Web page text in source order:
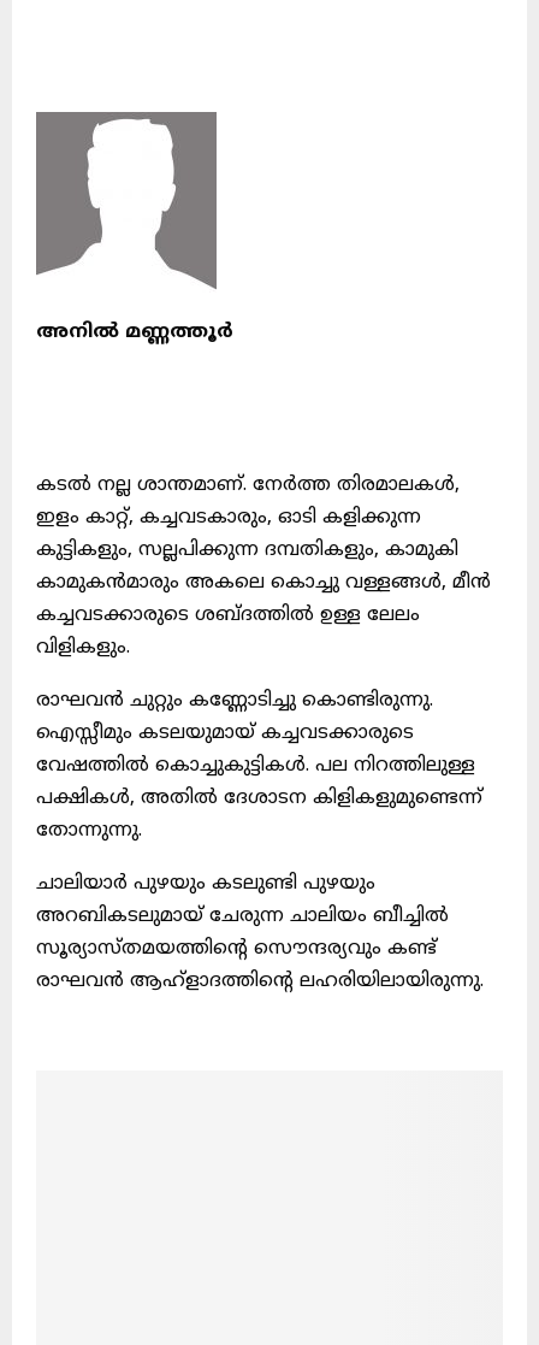
അനിൽ മണ്ണത്തൂർ
കടല്‍ നല്ല ശാന്തമാണ്‌. നേര്‍ത്ത തിരമാലകള്‍,
ഇളം കാറ്റ്‌, കച്ചവടകാരും, ഓടി കളിക്കുന്ന
കുട്ടികളും, സല്ലപിക്കുന്ന ദമ്പതികളും, കാമുകി
കാമുകന്‍മാരും അകലെ കൊച്ചു വള്ളങ്ങള്‍, മീന്‍
കച്ചവടക്കാരുടെ ശബ്ദത്തില്‍ ഉള്ള ലേലം
വിളികളും.
രാഘവന്‍ ചുറ്റും കണ്ണോടിച്ചു കൊണ്ടിരുന്നു.
ഐസ്സീമും കടലയുമായ്‌ കച്ചവടക്കാരുടെ
വേഷത്തില്‍ കൊച്ചുകുട്ടികള്‍. പല നിറത്തിലുള്ള
പക്ഷികള്‍, അതില്‍ ദേശാടന കിളികളുമുണ്ടെന്ന്‌
തോന്നുന്നു.
ചാലിയാര്‍ പുഴയും കടലുണ്ടി പുഴയും
അറബികടലുമായ്‌ ചേരുന്ന ചാലിയം ബീച്ചില്‍
സൂര്യാസ്തമയത്തിന്റെ സൌന്ദര്യവും കണ്ട്‌
രാഘവന്‍ ആഹ്ളാദത്തിന്റെ ലഹരിയിലായിരുന്നു.